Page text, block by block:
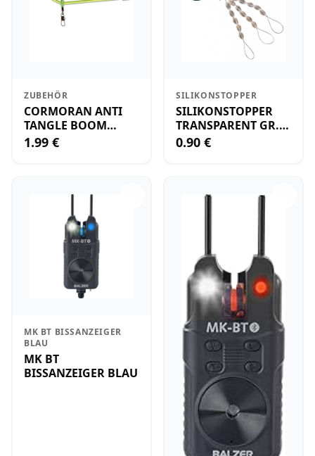
ZUBEHÖR
CORMORAN ANTI
TANGLE BOOM
GEBOGEN 12CM
1.99 €
SILIKONSTOPPER
SILIKONSTOPPER
TRANSPARENT GR.S-
KLEIN
0.90 €
MK BT BISSANZEIGER
BLAU
MK BT
BISSANZEIGER BLAU